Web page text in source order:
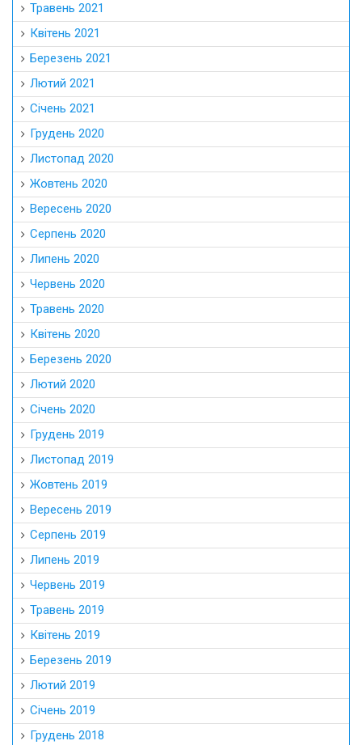
Травень 2021
Квітень 2021
Березень 2021
Лютий 2021
Січень 2021
Грудень 2020
Листопад 2020
Жовтень 2020
Вересень 2020
Серпень 2020
Липень 2020
Червень 2020
Травень 2020
Квітень 2020
Березень 2020
Лютий 2020
Січень 2020
Грудень 2019
Листопад 2019
Жовтень 2019
Вересень 2019
Серпень 2019
Липень 2019
Червень 2019
Травень 2019
Квітень 2019
Березень 2019
Лютий 2019
Січень 2019
Грудень 2018